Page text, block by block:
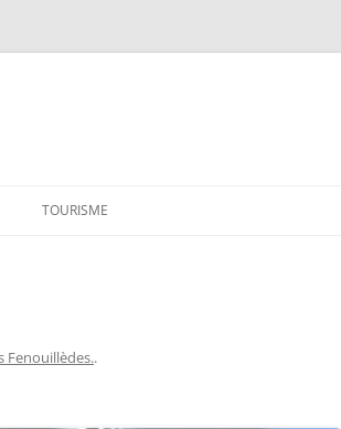
TOURISME
Fenouillèdes..